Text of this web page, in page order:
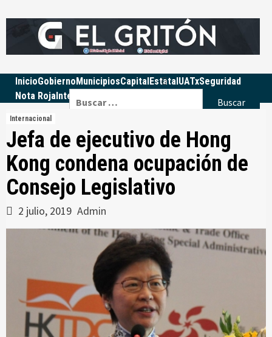
to
InicioGobiernoMunicipiosCapitalEstatalUATxSeguridad
Nota RojaInternacional
Buscar:
Internacional
Jefa de ejecutivo de Hong
Kong condena ocupación de
Consejo Legislativo
2 julio, 2019 Admin